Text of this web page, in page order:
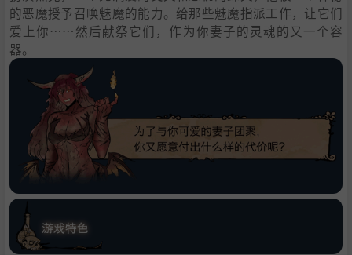
的恶魔授予召唤魅魔的能力。给那些魅魔指派工作，让它们
爱上你……然后献祭它们，作为你妻子的灵魂的又一个容
器。